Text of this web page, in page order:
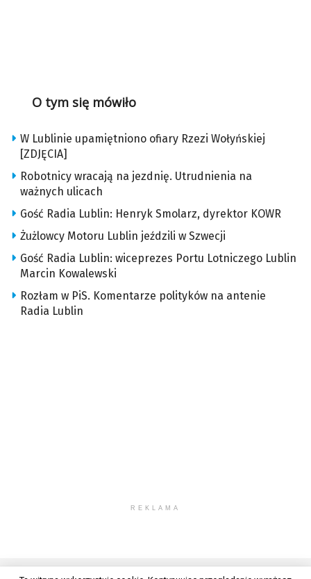
O tym się mówiło
W Lublinie upamiętniono ofiary Rzezi Wołyńskiej
[ZDJĘCIA]
Robotnicy wracają na jezdnię. Utrudnienia na
ważnych ulicach
Gość Radia Lublin: Henryk Smolarz, dyrektor KOWR
Żużlowcy Motoru Lublin jeździli w Szwecji
Gość Radia Lublin: wiceprezes Portu Lotniczego Lublin
Marcin Kowalewski
Rozłam w PiS. Komentarze polityków na antenie
Radia Lublin
REKLAMA